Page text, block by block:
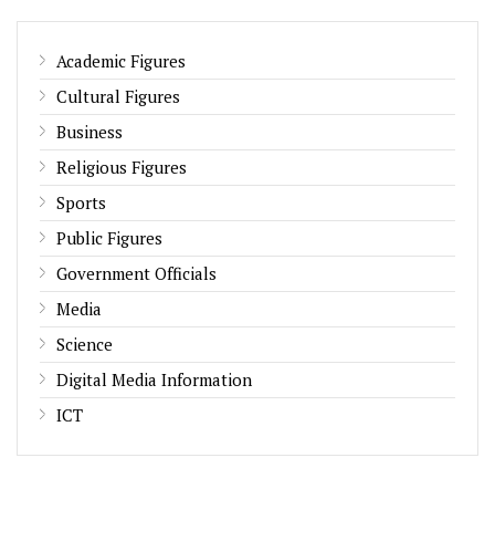
Academic Figures
Cultural Figures
Business
Religious Figures
Sports
Public Figures
Government Officials
Media
Science
Digital Media Information
ICT